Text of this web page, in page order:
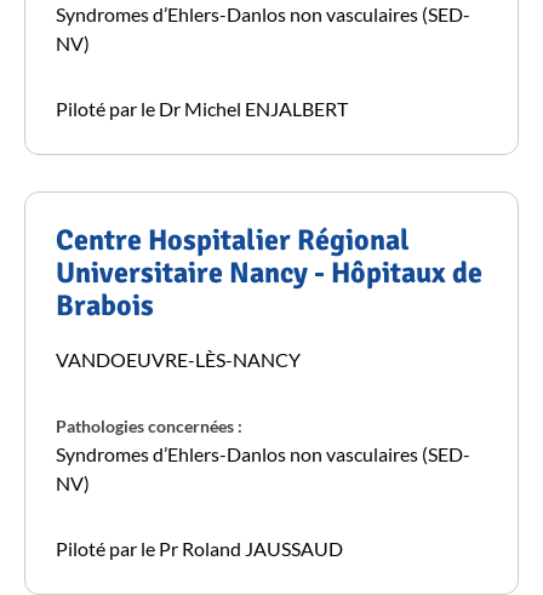
Syndromes d’Ehlers-Danlos non vasculaires (SED-
NV)
Piloté par le Dr Michel ENJALBERT
Centre Hospitalier Régional
Universitaire Nancy - Hôpitaux de
Brabois
VANDOEUVRE-LÈS-NANCY
Pathologies concernées :
Syndromes d’Ehlers-Danlos non vasculaires (SED-
NV)
Piloté par le Pr Roland JAUSSAUD